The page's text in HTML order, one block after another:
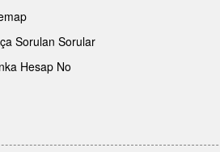
Sorulan Sorular
Hesap No